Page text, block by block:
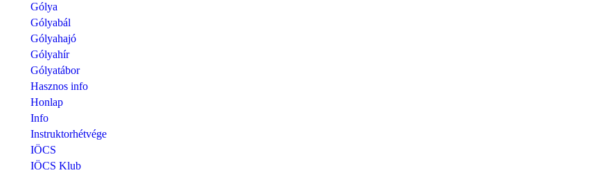
Gólya
Gólyabál
Gólyahajó
Gólyahír
Gólyatábor
Hasznos info
Honlap
Info
Instruktorhétvége
IÖCS
IÖCS Klub